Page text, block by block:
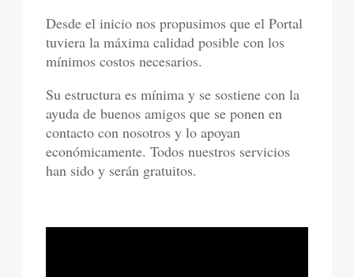
Desde el inicio nos propusimos que el Portal
tuviera la máxima calidad posible con los
mínimos costos necesarios.
Su estructura es mínima y se sostiene con la
ayuda de buenos amigos que se ponen en
contacto con nosotros y lo apoyan
económicamente. Todos nuestros servicios
han sido y serán gratuitos.